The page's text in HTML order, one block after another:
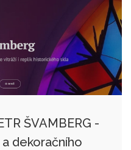
ŠVAMBERG -
dekoračního